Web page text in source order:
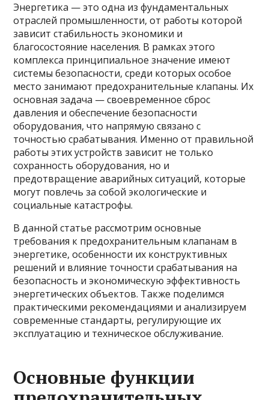
Энергетика — это одна из фундаментальных
отраслей промышленности, от работы которой
зависит стабильность экономики и
благосостояние населения. В рамках этого
комплекса принципиальное значение имеют
системы безопасности, среди которых особое
место занимают предохранительные клапаны. Их
основная задача — своевременное сброс
давления и обеспечение безопасности
оборудования, что напрямую связано с
точностью срабатывания. Именно от правильной
работы этих устройств зависит не только
сохранность оборудования, но и
предотвращение аварийных ситуаций, которые
могут повлечь за собой экологические и
социальные катастрофы.
В данной статье рассмотрим основные
требования к предохранительным клапанам в
энергетике, особенности их конструктивных
решений и влияние точности срабатывания на
безопасность и экономическую эффективность
энергетических объектов. Также поделимся
практическими рекомендациями и анализируем
современные стандарты, регулирующие их
эксплуатацию и техническое обслуживание.
Основные функции